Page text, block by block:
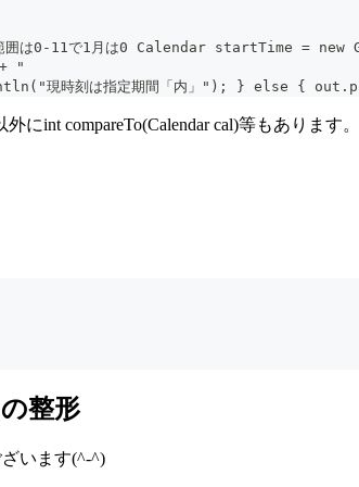
0-11で1月は0 Calendar startTime =
+ "
時刻は指定期間「内」"); } else {
外にint compareTo(Calendar cal)等もあり
整形
います(^-^)